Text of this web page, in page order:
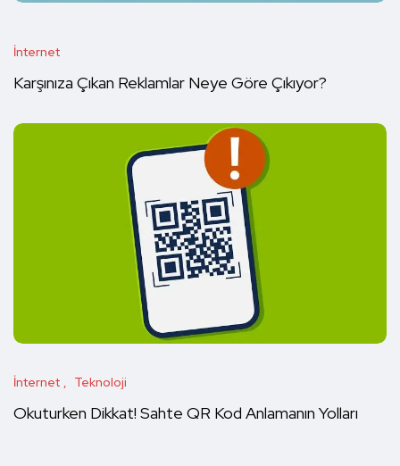
İnternet
Karşınıza Çıkan Reklamlar Neye Göre Çıkıyor?
İnternet Teknoloji
Okuturken Dikkat! Sahte QR Kod Anlamanın Yolları